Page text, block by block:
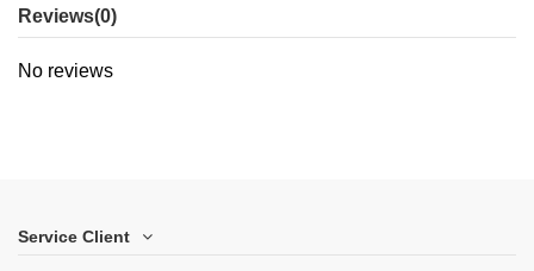
Reviews(0)
No reviews
Service Client